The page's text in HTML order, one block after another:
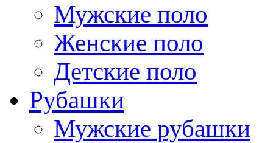
Мужские поло
Женские поло
Детские поло
Рубашки
Мужские рубашки